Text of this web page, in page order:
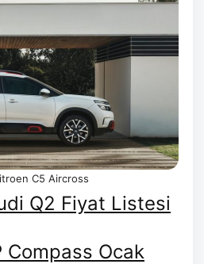
C5 Aircross
Q2 Fiyat Listesi
Compass Ocak